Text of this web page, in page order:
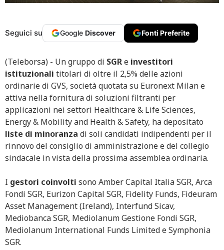
Seguici su Google Discover Fonti Preferite
(Teleborsa) - Un gruppo di SGRe investitori
istituzionali titolari di oltre il 2,5% delle azioni
ordinarie di GVS, società quotata su Euronext Milan e
attiva nella fornitura di soluzioni filtranti per
applicazioni nei settori Healthcare & Life Sciences,
Energy & Mobility and Health & Safety, ha depositato
liste di minoranza di soli candidati indipendenti per il
rinnovo del consiglio di amministrazione e del collegio
sindacale in vista della prossima assemblea ordinaria.
I gestori coinvolti sono Amber Capital Italia SGR, Arca
Fondi SGR, Eurizon Capital SGR, Fidelity Funds, Fideuram
Asset Management (Ireland), Interfund Sicav,
Mediobanca SGR, Mediolanum Gestione Fondi SGR,
Mediolanum International Funds Limited e Symphonia
SGR.